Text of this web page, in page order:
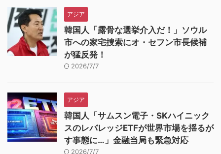
アジア
韓国人「露骨な選挙介入だ！」ソウル
市への家宅捜索にオ・セフン市長候補
が猛反発！
2026/7/7
アジア
韓国人「サムスン電子・SKハイニック
スのレバレッジETFが世界市場を揺るが
す事態に…」金融当局も緊急対応
2026/7/7